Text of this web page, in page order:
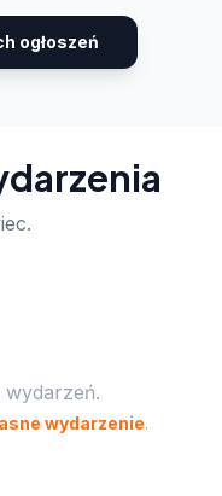
ogłoszeń
wydarzenie.